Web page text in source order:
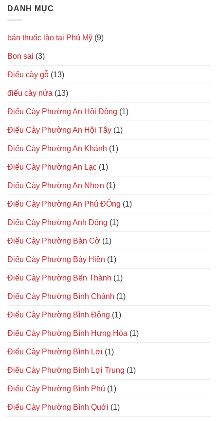
DANH MỤC
bán thuốc lào tại Phú Mỹ (9)
Bon sai (3)
Điếu cày gỗ (13)
điếu cày nứa (13)
Điếu Cày Phường An Hội Đông (1)
Điếu Cày Phường An Hội Tây (1)
Điếu Cày Phường An Khánh (1)
Điếu Cày Phường An Lạc (1)
Điếu Cày Phường An Nhơn (1)
Điếu Cày Phường An Phú ĐÔng (1)
Điếu Cày Phường Anh Đông (1)
Điếu Cày Phường Bàn Cờ (1)
Điếu Cày Phường Bày Hiền (1)
Điếu Cày Phường Bến Thành (1)
Điếu Cày Phường Bình Chánh (1)
Điếu Cày Phường Bình Đông (1)
Điếu Cày Phường Bình Hưng Hòa (1)
Điếu Cày Phường Bình Lợi (1)
Điếu Cày Phường Bình Lợi Trung (1)
Điếu Cày Phường Bình Phú (1)
Điếu Cày Phường Bình Quới (1)